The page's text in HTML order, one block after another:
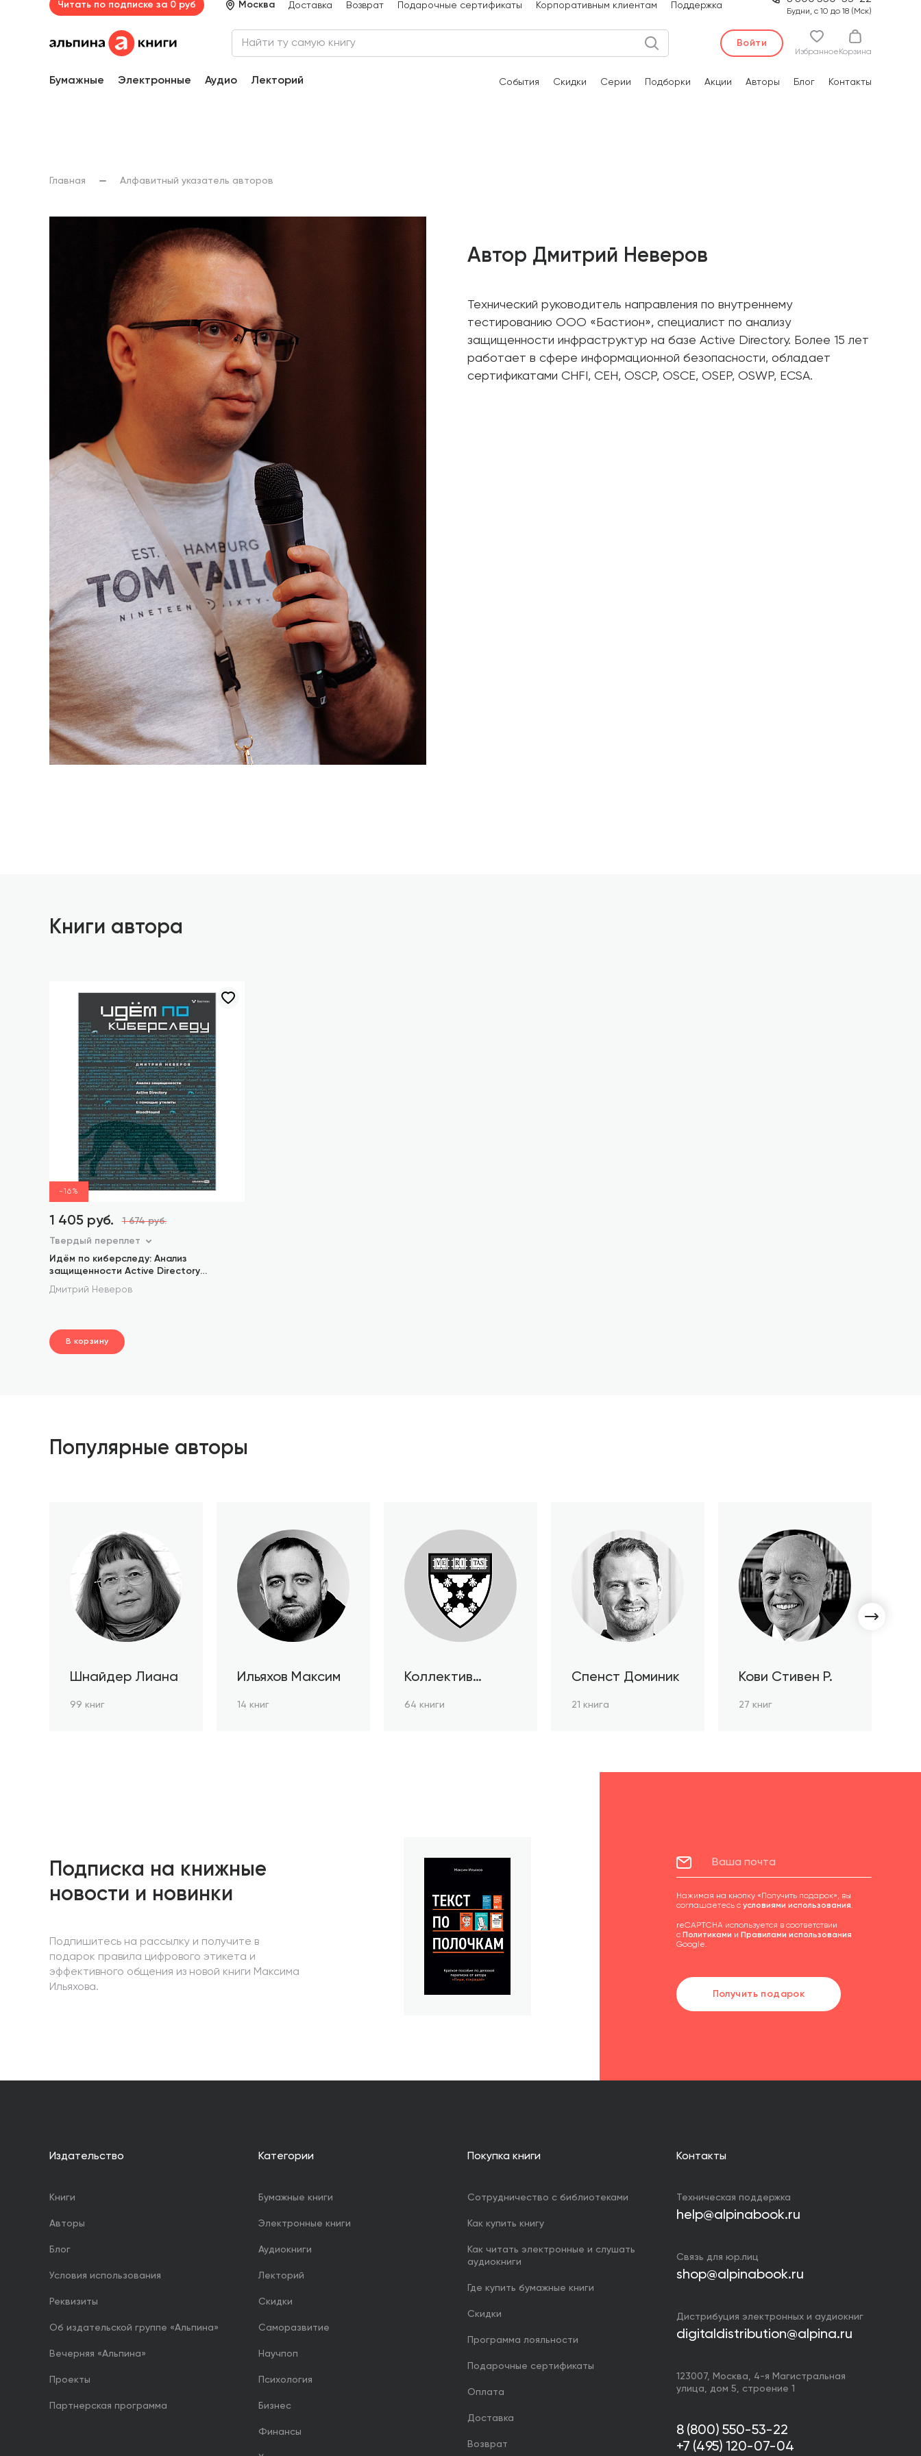
Читать по подписке за 0 руб Москва Доставка Возврат Подарочные сертификаты Корпоративным клиентам Поддержка
Будни, с 10 до 18 (Мск)
Войти
Избранное Корзина
Бумажные Электронные Аудио Лекторий События Скидки Серии Подборки Акции Авторы Блог Контакты
Главная Алфавитный указатель авторов
Автор Дмитрий Неверов
Технический руководитель направления по внутреннему
тестированию ООО «Бастион», специалист по анализу
защищенности инфраструктур на базе Active Directory. Более 15 лет
работает в сфере информационной безопасности, обладает
сертификатами CHFI, CEH, OSCP, OSCE, OSEP, OSWP, ECSA.
Книги автора
-16%
1 405 руб. 1 674 руб.
Твердый переплет
Идём по киберследу: Анализ
защищенности Active Directory
c помощью утилиты BloodHound
Дмитрий Неверов
В корзину
Популярные авторы
Шнайдер Лиана
99 книг
Ильяхов Максим
14 книг
Коллектив
64 книги
Спенст Доминик
21 книга
Кови Стивен Р.
27 книг
Подписка на книжные
новости и новинки
Подпишитесь на рассылку и получите в
подарок правила цифрового этикета и
эффективного общения из новой книги Максима
Ильяхова.
Нажимая на кнопку «Получить подарок», вы
соглашаетесь с условиями использования.
reCAPTCHA используется в соответствии
с Политиками и Правилами использования
Google.
Получить подарок
Издательство
Книги
Авторы
Блог
Условия использования
Реквизиты
Об издательской группе «Альпина»
Вечерняя «Альпина»
Проекты
Партнерская программа
Категории
Бумажные книги
Электронные книги
Аудиокниги
Лекторий
Скидки
Саморазвитие
Научпоп
Психология
Бизнес
Финансы
Покупка книги
Сотрудничество с библиотеками
Как купить книгу
Как читать электронные и слушать
аудиокниги
Где купить бумажные книги
Скидки
Программа лояльности
Подарочные сертификаты
Оплата
Доставка
Возврат
Контакты
Техническая поддержка
help@alpinabook.ru
Связь для юр.лиц
shop@alpinabook.ru
Дистрибуция электронных и аудиокниг
digitaldistribution@alpina.ru
123007, Москва, 4-я Магистральная
улица, дом 5, строение 1
8 (800) 550-53-22
+7 (495) 120-07-04